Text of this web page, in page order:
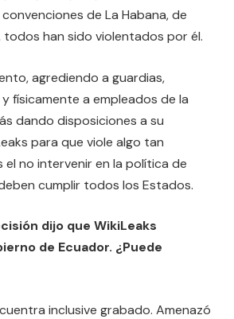
de La Habana, de
todos han sido violentados por él.
agrediendo a guardias,
físicamente a empleados de la
dando disposiciones a su
para que viole algo tan
el no intervenir en la política de
cumplir todos los Estados.
dijo que WikiLeaks
de Ecuador. ¿Puede
inclusive grabado. Amenazó